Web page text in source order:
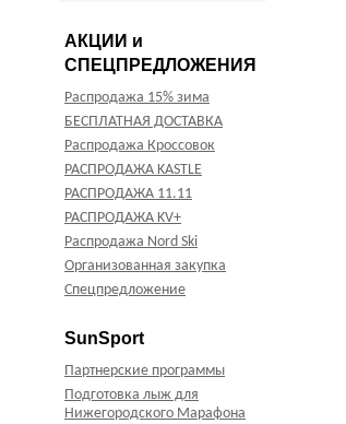
АКЦИИ и
СПЕЦПРЕДЛОЖЕНИЯ
Распродажа 15% зима
БЕСПЛАТНАЯ ДОСТАВКА
Распродажа Кроссовок
РАСПРОДАЖА KASTLE
РАСПРОДАЖА 11.11
РАСПРОДАЖА KV+
Распродажа Nord Ski
Организованная закупка
Спецпредложение
SunSport
Партнерские программы
Подготовка лыж для
Нижегородского Марафона